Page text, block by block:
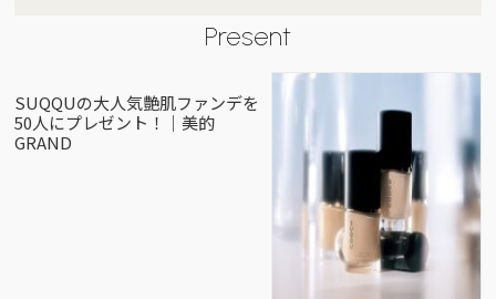
Present
SUQQUの大人気艶肌ファンデを
50人にプレゼント！｜美的
GRAND